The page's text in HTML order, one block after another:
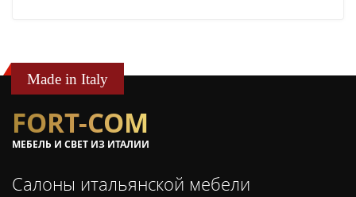
Made in Italy
FORT-COM
МЕБЕЛЬ И СВЕТ ИЗ ИТАЛИИ
Салоны итальянской мебели